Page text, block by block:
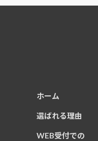
ホーム
選ばれる理由
WEB受付での